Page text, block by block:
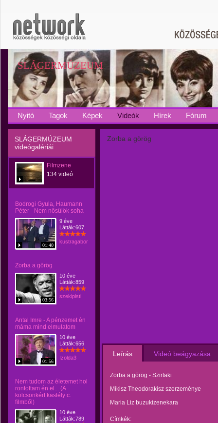
SLÁGERMÚZEUM
Nyitó Tagok Képek Videók Hírek Fórum
SLÁGERMÚZEUM
videógalériái
Filmzene
134 videó
Bodrogi Gyula, Haumann
Péter - Nem nősülök soha
01:40
9 éve
Látták:607
kustragabor
Zorba a görög
03:56
10 éve
Látták:859
szekipisti
Antal Imre - A pénzemet én
máma mind elmulatom
01:56
10 éve
Látták:656
Izolda3
Nem tudom az életemet hol
rontottam én el... (A
kölcsönkért kastély c.
filmből)
10 éve
Látták:789
Zorba a görög
Leírás Videó beágyazása
Zorba a görög - Szirtaki
Mikisz Theodorakisz szerzeménye
Maria Liz buzukizenekara
Címkék: